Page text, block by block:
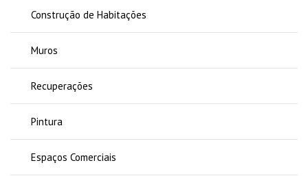
Construção de Habitações
Muros
Recuperações
Pintura
Espaços Comerciais